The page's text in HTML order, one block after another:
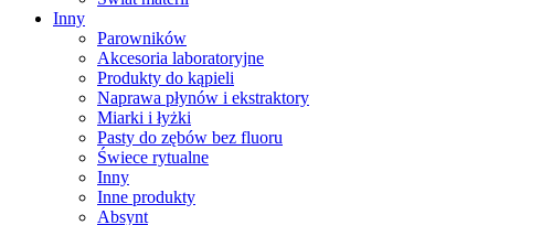
Inny
Parowników
Akcesoria laboratoryjne
Produkty do kąpieli
Naprawa płynów i ekstraktory
Miarki i łyżki
Pasty do zębów bez fluoru
Świece rytualne
Inny
Inne produkty
Absynt